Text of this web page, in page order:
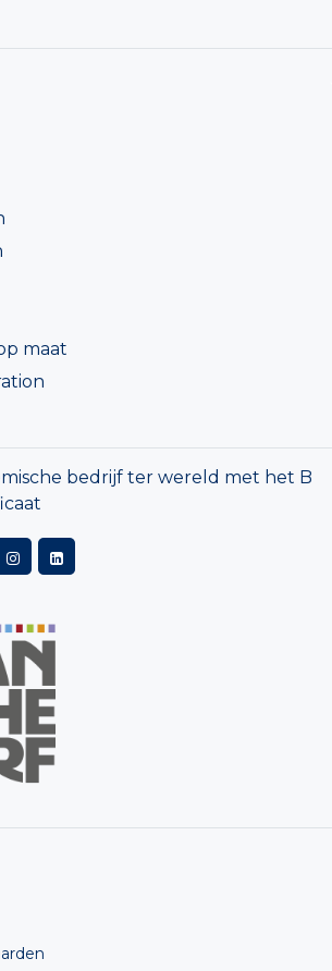
maat
bedrijf ter wereld met het B